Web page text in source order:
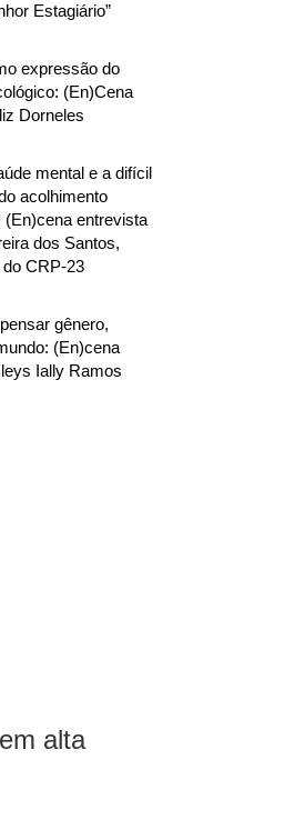
Estagiário”
expressão do
(En)Cena
Dorneles
mental e a difícil
acolhimento
(En)cena entrevista
dos Santos,
CRP-23
gênero,
(En)cena
Ially Ramos
alta